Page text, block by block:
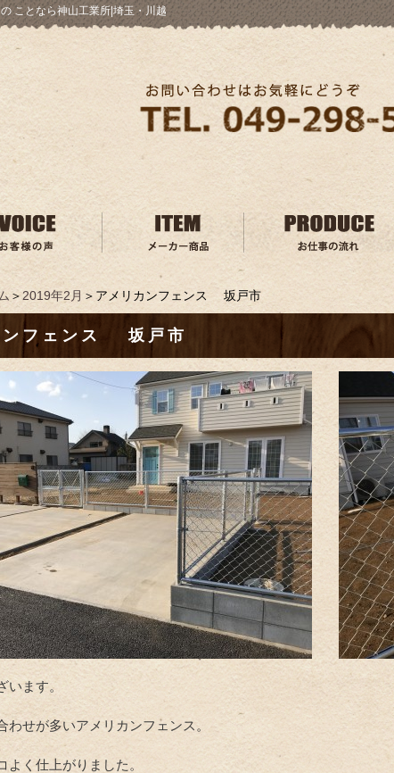
ことなら神山工業所|埼玉・川越
＞2019年2月 ＞アメリカンフェンス 坂戸市
ンフェンス 坂戸市
います。
わせが多いアメリカンフェンス。
よく仕上がりました。